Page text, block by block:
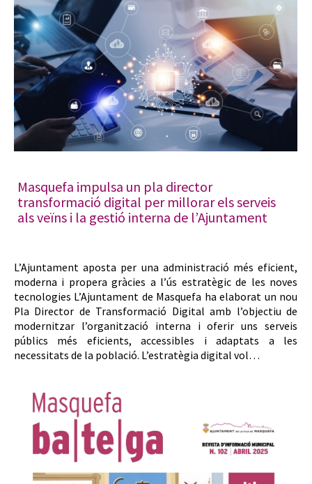
Masquefa impulsa un pla director
transformació digital per millorar els serveis
als veïns i la gestió interna de l’Ajuntament
L’Ajuntament aposta per una administració més eficient,
moderna i propera gràcies a l’ús estratègic de les noves
tecnologies L’Ajuntament de Masquefa ha elaborat un nou
Pla Director de Transformació Digital amb l’objectiu de
modernitzar l’organització interna i oferir uns serveis
públics més eficients, accessibles i adaptats a les
necessitats de la població. L’estratègia digital vol…